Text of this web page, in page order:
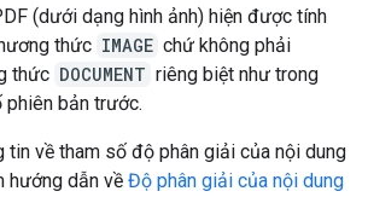
(dưới dạng hình ảnh) hiện được tính
thức IMAGE chứ không phải
thức DOCUMENT riêng biệt như trong
phiên bản trước.
tin về tham số độ phân giải của nội dung
hướng dẫn về Độ phân giải của nội dung